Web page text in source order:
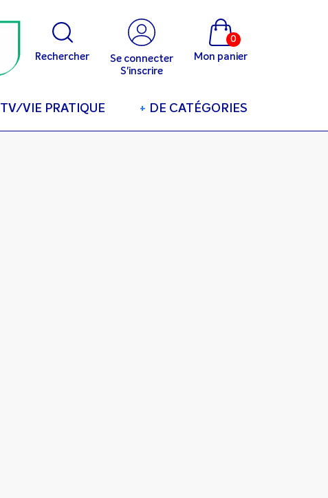
Rechercher
Se connecter
S'inscrire
Mon panier
0
TV/VIE PRATIQUE + DE CATÉGORIES